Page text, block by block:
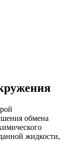
обмена
жидкости,